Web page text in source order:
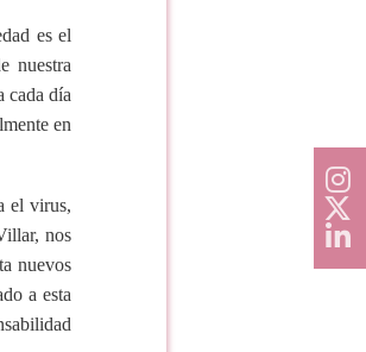
es el
nuestra
cada día
en
el virus,
nos
nuevos
a esta